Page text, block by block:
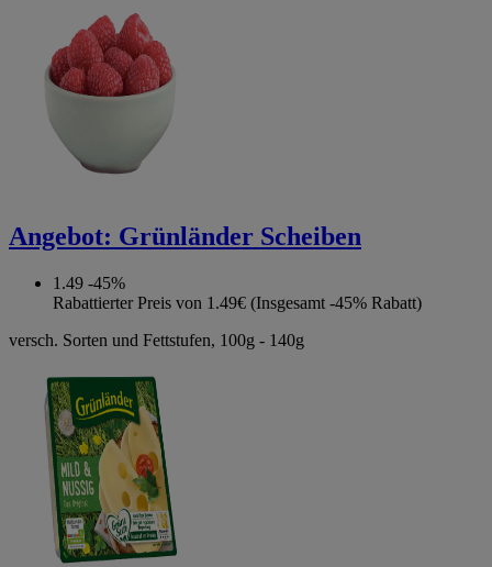
Angebot: Grünländer Scheiben
1.49 -45%
Rabattierter Preis von 1.49€ (Insgesamt -45% Rabatt)
versch. Sorten und Fettstufen, 100g - 140g